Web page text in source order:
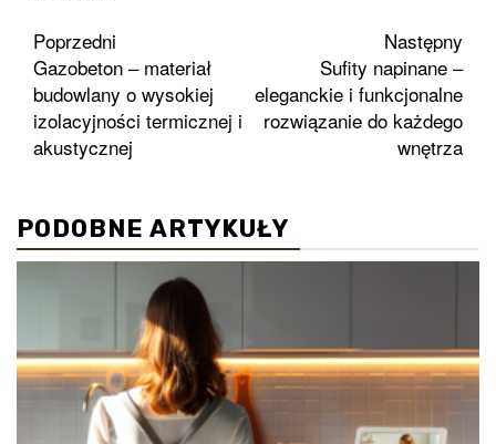
Zobacz
wpisy
Poprzedni
Gazobeton – materiał
budowlany o wysokiej
izolacyjności termicznej i
akustycznej
Następny
Sufity napinane –
eleganckie i funkcjonalne
rozwiązanie do każdego
wnętrza
PODOBNE ARTYKUŁY